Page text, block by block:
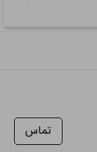
تماس